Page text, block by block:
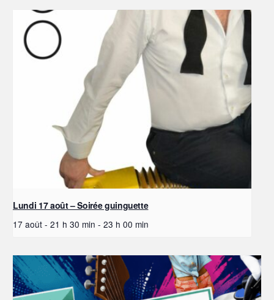
Lundi 17 août – Soirée guinguette
17 août - 21 h 30 min - 23 h 00 min